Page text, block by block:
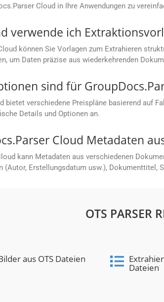
Cloud in Ihre Anwendungen zu
verwende ich
können Sie Vorlagen zum Extrahieren
um Daten präzise aus wiederkehrenden
sind für
bietet verschiedene Preispläne basierend auf
Details und Optionen an.
Cloud Metadaten
kann Metadaten aus verschiedenen
(Autor, Erstellungsdatum usw.), Dokumenttitel,
OTS PARSER
aus OTS Dateien
Dateien